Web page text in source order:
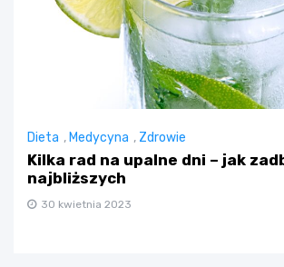
Dieta ,Medycyna , Zdrowie
Kilka rad na upalne dni – jak
najbliższych
30 kwietnia 2023